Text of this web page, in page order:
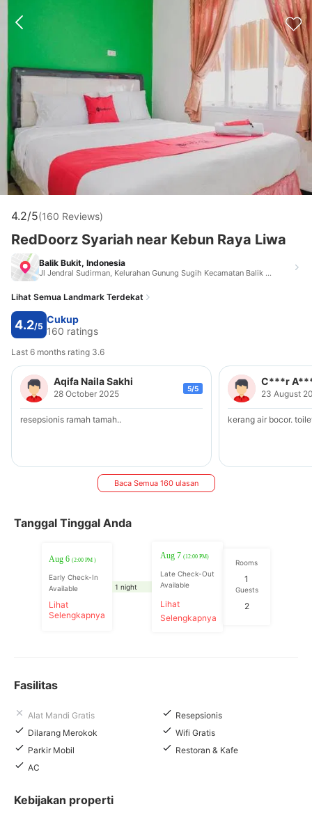
4.2/5(160 Reviews)
RedDoorz Syariah near Kebun Raya Liwa
Balik Bukit, Indonesia
Jl Jendral Sudirman, Kelurahan Gunung Sugih Kecamatan Balik Bukit lampung Balik Bukit Indonesia 34881
Lihat Semua Landmark Terdekat
4.2/5
Cukup
160 ratings
Last 6 months rating 3.6
Aqifa Naila Sakhi
28 October 2025 5/5
resepsionis ramah tamah..
C***r
23 August
kerang air bocor.
Baca Semua 160 ulasan
Tanggal Tinggal Anda
Aug 6 (2:00 PM )
Early Check-In
Available
Lihat
Selengkapnya
1 night
Aug 7(12:00 PM)
Late Check-Out
Available
Lihat
Selengkapnya
Rooms
1
Guests
2
Fasilitas
Alat Mandi Gratis
Resepsionis
Dilarang Merokok
Wifi Gratis
Parkir Mobil
Restoran & Kafe
AC
Kebijakan properti